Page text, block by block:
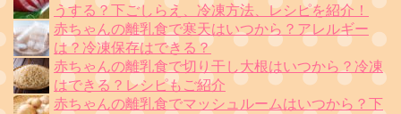
うする？下ごしらえ、冷凍方法、レシピを紹介！
赤ちゃんの離乳食で寒天はいつから？アレルギー
は？冷凍保存はできる？
赤ちゃんの離乳食で切り干し大根はいつから？冷凍
はできる？レシピもご紹介
赤ちゃんの離乳食でマッシュルームはいつから？下